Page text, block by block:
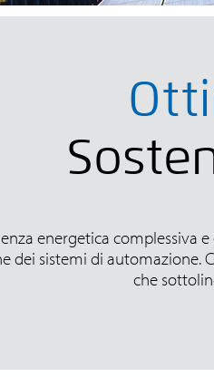
energetica complessiva
dei sistemi di
che